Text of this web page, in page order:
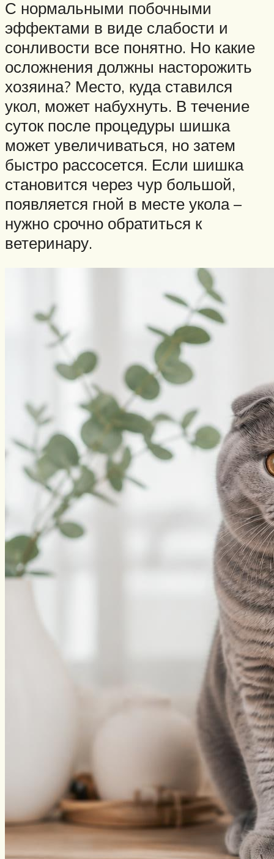
С нормальными побочными
эффектами в виде слабости и
сонливости все понятно. Но какие
осложнения должны насторожить
хозяина? Место, куда ставился
укол, может набухнуть. В течение
суток после процедуры шишка
может увеличиваться, но затем
быстро рассосется. Если шишка
становится через чур большой,
появляется гной в месте укола –
нужно срочно обратиться к
ветеринару.